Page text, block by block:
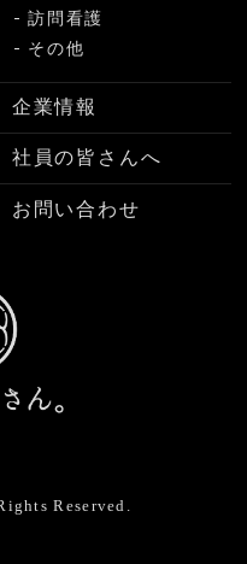
訪問看護
その他
企業情報
社員の皆さんへ
お問い合わせ
Reserved.